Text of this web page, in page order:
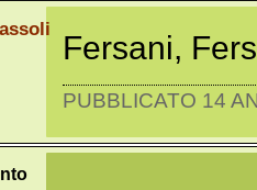
Fersani,
PUBBLICATO 14